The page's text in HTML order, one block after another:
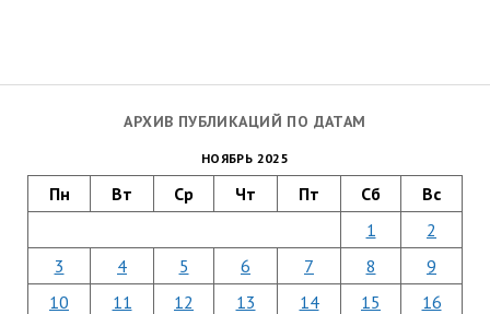
АРХИВ ПУБЛИКАЦИЙ ПО ДАТАМ
НОЯБРЬ 2025
Пн Вт Ср Чт Пт Сб Вс
1
2
3
4 5 6 7 8
9
10
11 12 13 14 15
16